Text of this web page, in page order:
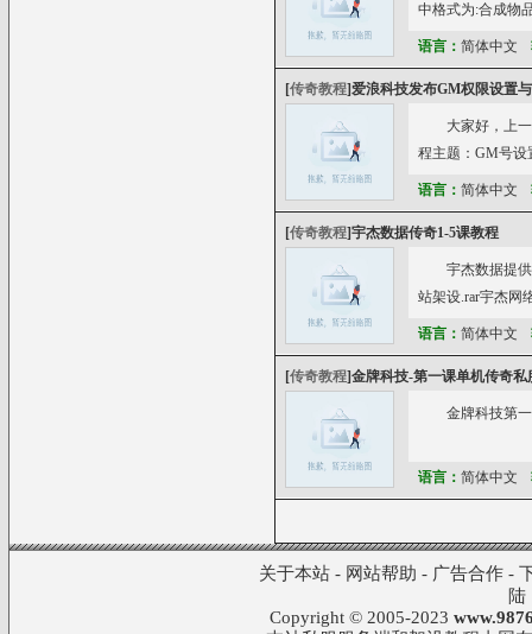
中格式为:合成物
语言： 简体中文
[传奇教程]爱浪科技发布GM权限设置
大家好，上
程主题：GM号设
语言： 简体中文
[传奇教程]宇杰数据传奇1-5课教程
宇杰数据提
站架设.rar宇杰网
语言： 简体中文
[传奇教程]金牌科技-第一课单机传奇
金牌科技第
语言： 简体中文
关于本站- 网站帮助 - 广告合作-
陆
Copyright © 2005-2023